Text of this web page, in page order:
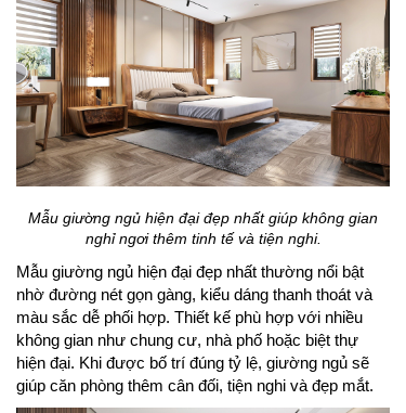
Mẫu giường ngủ hiện đại đẹp nhất giúp không gian
nghỉ ngơi thêm tinh tế và tiện nghi.
Mẫu giường ngủ hiện đại đẹp nhất thường nổi bật
nhờ đường nét gọn gàng, kiểu dáng thanh thoát và
màu sắc dễ phối hợp. Thiết kế phù hợp với nhiều
không gian như chung cư, nhà phố hoặc biệt thự
hiện đại. Khi được bố trí đúng tỷ lệ, giường ngủ sẽ
giúp căn phòng thêm cân đối, tiện nghi và đẹp mắt.